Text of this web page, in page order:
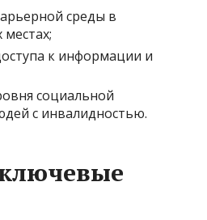
среды в
к информации и
социальной
с инвалидностью.